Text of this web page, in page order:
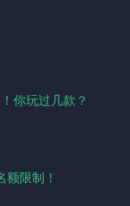
你玩过几款？
限制！